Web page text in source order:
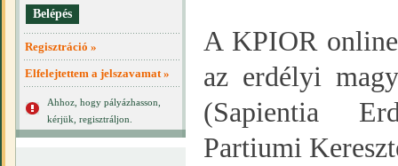
Regisztráció »
Elfelejtettem a jelszavamat »
Ahhoz, hogy pályázhasson,
kérjük, regisztráljon.
A KPIOR
az erdélyi
(Sapientia
Partiumi